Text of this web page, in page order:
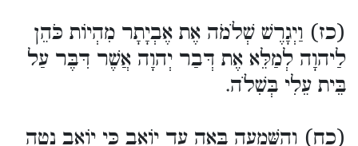
(כז) וַיְגָרֶשׁ שְׁלֹמֹה אֶת אֶבְיָתָר מִהְיוֹת כֹּהֵן
לַיהוָה לְמַלֵּא אֶת דְּבַר יְהוָה אֲשֶׁר דִּבֶּר עַל
בֵּית עֵלִי בְּשִׁלֹה.
(כח) וְהַשְּׁמֻעָה בָּאָה עַד יוֹאָב כִּי יוֹאָב נָטָה